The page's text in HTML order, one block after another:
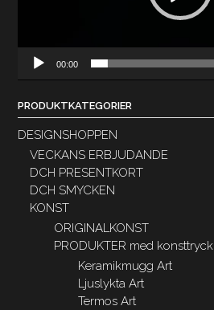
00:00
PRODUKTKATEGORIER
DESIGNSHOPPEN
VECKANS ERBJUDANDE
DCH PRESENTKORT
DCH SMYCKEN
KONST
ORIGINALKONST
PRODUKTER med konsttryck
Keramikmugg Art
Ljuslykta Art
Termos Art